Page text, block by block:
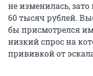
не изменилась,
60 тысяч рублей.
бы присмотрелся
низкий спрос на
прививкой от